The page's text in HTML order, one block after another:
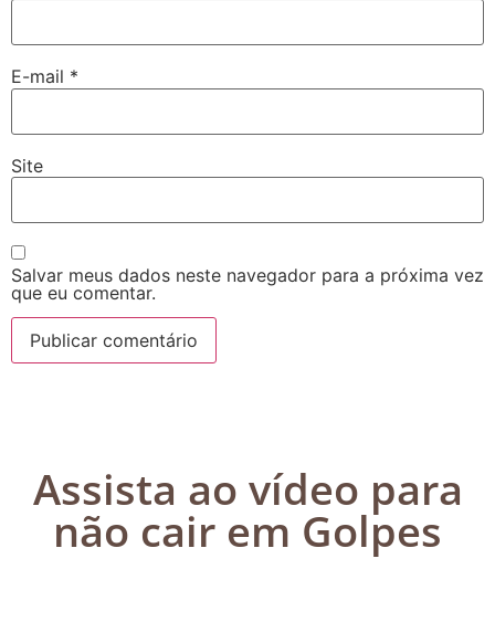
E-mail *
Site
Salvar meus dados neste navegador para a próxima vez
que eu comentar.
Assista ao vídeo para
não cair em Golpes